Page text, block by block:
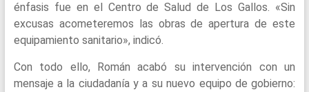
énfasis fue en el Centro de Salud de Los Gallos. «Sin
excusas acometeremos las obras de apertura de este
equipamiento sanitario», indicó.
Con todo ello, Román acabó su intervención con un
mensaje a la ciudadanía y a su nuevo equipo de gobierno: